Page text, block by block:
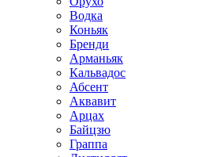
Водка
Коньяк
Бренди
Арманьяк
Кальвадос
Абсент
Аквавит
Арцах
Байцзю
Граппа